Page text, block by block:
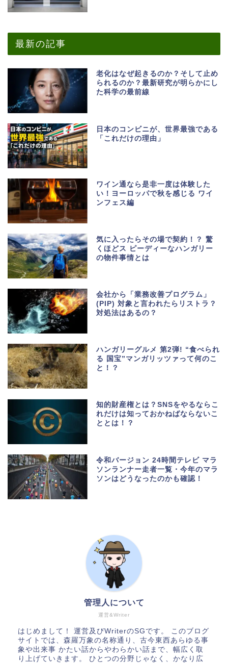
最新の記事
老化はなぜ起きるのか？そして止め
られるのか？最新研究が明らかにし
た科学の最前線
日本のコンビニが、世界最強である
「これだけの理由」
ワイン通なら是非一度は体験した
い！ヨーロッパで秋を感じる ワイ
ンフェス編
気に入ったらその場で契約！？ 驚
くほどス ピーディーなハンガリー
の物件事情とは
会社から「業務改善プログラム」
(PIP) 対象と言われたらリストラ？
対処法はあるの？
ハンガリーグルメ 第2弾! “食べられ
る 国宝”マンガリッツァって何のこ
と！？
知的財産権とは？SNSをやるならこ
れだけは知っておかねばならないこ
ととは！？
令和バージョン 24時間テレビ マラ
ソンランナー走者一覧・今年のマラ
ソンはどうなったのかも確認！
運営&Writer
管理人について
はじめまして！ 運営及びWriterのSGです。 このブログ
サイトでは、森羅万象の名称通り、古今東西あらゆる事
象や出来事 かたい話からやわらかい話まで、幅広く取
り上げていきます。 ひとつの分野じゃなく、かなり広